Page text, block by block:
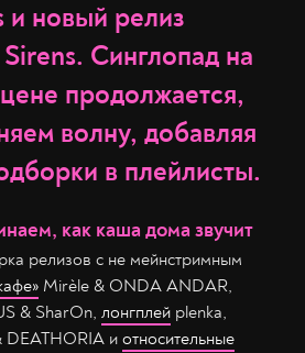
и новый релиз
Синглопад на
продолжается,
волну, добавляя
в плейлисты.
как каша дома звучит
релизов с не мейнстримным
Mirèle & ONDA ANDAR,
& SharOn, лонгплей plenka,
DEATHORIA и относительные